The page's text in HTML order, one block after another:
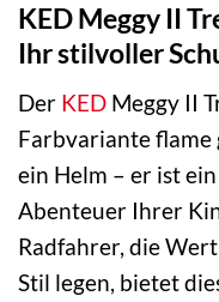
KED Meggy II
Ihr stilvoller
Der KED Meggy II
Farbvariante flame
ein Helm – er ist
Abenteuer Ihrer
Radfahrer, die
Stil legen, bietet